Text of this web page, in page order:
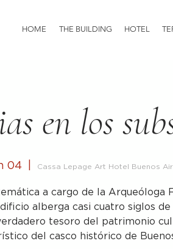
HOME THE BUILDING HOTEL
en los
04
  |
Cassa Lepage Art Hotel Buenos
a cargo de la Arqueóloga
alberga casi cuatro siglos
tesoro del patrimonio
del casco histórico de